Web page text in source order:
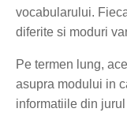
vocabularului.
diferite si moduri
Pe termen lung,
asupra modului in
informatiile din jurul